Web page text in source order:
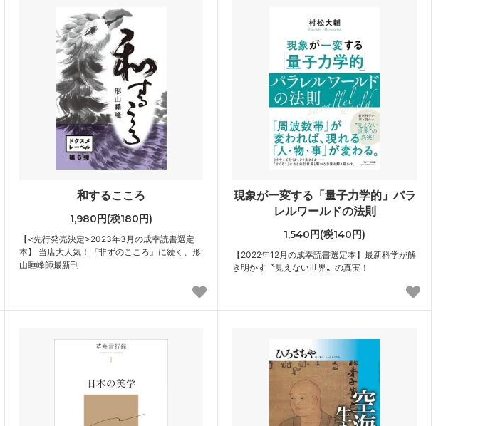
和するこころ
1,980円(税180円)
【<先行発売決定>2023年3月の成幸読書選定
本】 当店大人気！『非ずのこころ』に続く、形
山睡峰師最新刊
現象が一変する「量子力学的」パラ
レルワールドの法則
1,540円(税140円)
【2022年12月の成幸読書選定本】最新科学が解
き明かす〝見えない世界〟の真実！